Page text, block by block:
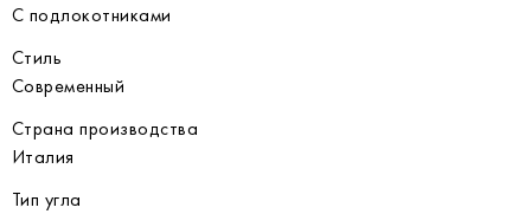
С подлокотниками
Стиль
Современный
Страна производства
Италия
Тип угла